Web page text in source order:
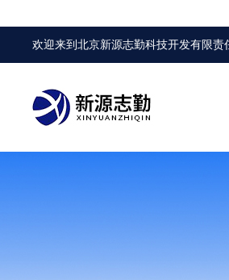
欢迎来到北京新源志勤科技开发有限责